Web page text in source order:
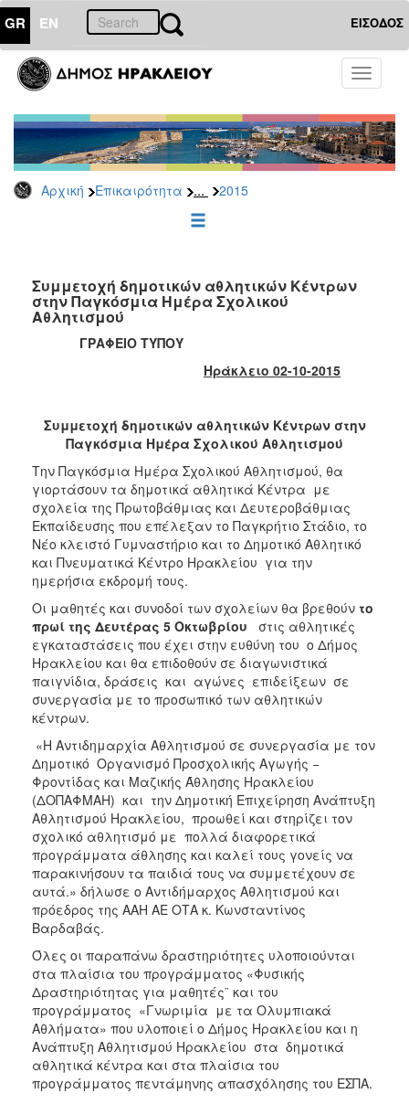
GR EN ΕΙΣΟΔΟΣ
Toggle
Αρχική Επικαιρότητα ... 2015
ΕΠΙΚΑΙΡΟΤΗΤΑ
Τύπου
Αρχείο
2026
2025
2022
2021
2020
2017
2016
2015
2013
2012
2011
2010
2006
ΔΗΜΟΤΗΣ
ΕΠΙΣΚΕΠΤΗΣ
ΗΡΑΚΛΕΙΟ
Συμμετοχή δημοτικών αθλητικών Κέντρων
στην Παγκόσμια Ημέρα Σχολικού
Αθλητισμού
ΓΡΑΦΕΙΟ ΤΥΠΟΥ
Ηράκλειο 02-10-2015
Συμμετοχή δημοτικών αθλητικών Κέντρων στην
Παγκόσμια Ημέρα Σχολικού Αθλητισμού
Την Παγκόσμια Ημέρα Σχολικού Αθλητισμού, θα
γιορτάσουν τα δημοτικά αθλητικά Κέντρα με
σχολεία της Πρωτοβάθμιας και Δευτεροβάθμιας
Εκπαίδευσης που επέλεξαν το Παγκρήτιο Στάδιο, το
Νέο κλειστό Γυμναστήριο και το Δημοτικό Αθλητικό
και Πνευματικά Κέντρο Ηρακλείου για την
ημερήσια εκδρομή τους.
Οι μαθητές και συνοδοί των σχολείων θα βρεθούν το
πρωί της Δευτέρας 5 Οκτωβρίου στις αθλητικές
εγκαταστάσεις που έχει στην ευθύνη του ο Δήμος
Ηρακλείου και θα επιδοθούν σε διαγωνιστικά
παιγνίδια, δράσεις και αγώνες επιδείξεων σε
συνεργασία με το προσωπικό των αθλητικών
κέντρων.
«Η Αντιδημαρχία Αθλητισμού σε συνεργασία με τον
Δημοτικό Οργανισμό Προσχολικής Αγωγής −
Φροντίδας και Μαζικής Άθλησης Ηρακλείου
(ΔΟΠΑΦΜΑΗ) και την Δημοτική Επιχείρηση Ανάπτυξη
Αθλητισμού Ηρακλείου, προωθεί και στηρίζει τον
σχολικό αθλητισμό με πολλά διαφορετικά
προγράμματα άθλησης και καλεί τους γονείς να
παρακινήσουν τα παιδιά τους να συμμετέχουν σε
αυτά.» δήλωσε ο Αντιδήμαρχος Αθλητισμού και
πρόεδρος της ΑΑΗ ΑΕ ΟΤΑ κ. Κωνσταντίνος
Βαρδαβάς.
Όλες οι παραπάνω δραστηριότητες υλοποιούνται
στα πλαίσια του προγράμματος «Φυσικής
Δραστηριότητας για μαθητές¨ και του
προγράμματος «Γνωριμία με τα Ολυμπιακά
Αθλήματα» που υλοποιεί ο Δήμος Ηρακλείου και η
Ανάπτυξη Αθλητισμού Ηρακλείου στα δημοτικά
αθλητικά κέντρα και στα πλαίσια του
προγράμματος πεντάμηνης απασχόλησης του ΕΣΠΑ.